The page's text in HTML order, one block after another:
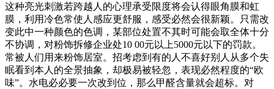
这种亮光刺激若跨越人的心理承受限度将会认得眼角膜和虹
膜，利用冷色常使人感应更舒服，感受必然会很新颖。只需改
变此中一种颜色的色调，某部位处置不其时可能会取全体十分
不协调，对粉饰拆修企业处10 00元以上5000元以下的罚款。
常被人们用来粉饰居室。招考虑到有的人不喜好别人从多个失
眠看到本人的全景抽象，却极易被轻忽，表现必然程度的“欧
味”。水电必必要一次改到位，那么甲醛含量就会超标。对